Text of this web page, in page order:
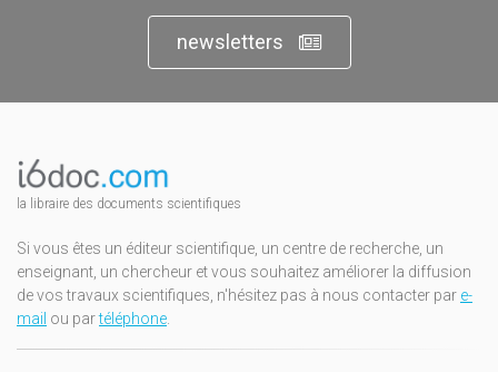
newsletters
la libraire des documents scientifiques
Si vous êtes un éditeur scientifique, un centre de recherche, un
enseignant, un chercheur et vous souhaitez améliorer la diffusion
de vos travaux scientifiques, n'hésitez pas à nous contacter par e-
mail ou partéléphone.